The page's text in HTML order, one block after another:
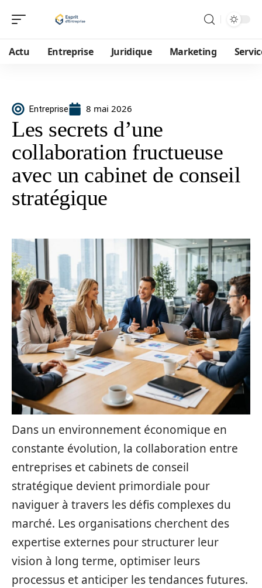
Actu Entreprise Juridique Marketing
Entreprise 8 mai 2026
Les secrets d’une
collaboration fructueuse
avec un cabinet de conseil
stratégique
Dans un environnement économique en
constante évolution, la collaboration entre
entreprises et cabinets de conseil
stratégique devient primordiale pour
naviguer à travers les défis complexes du
marché. Les organisations cherchent des
expertise externes pour structurer leur
vision à long terme, optimiser leurs
processus et anticiper les tendances futures.